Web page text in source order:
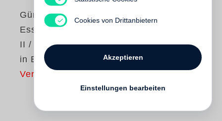
Günter Grass
Essays und Reden
II / Studienausgabe
in Einzelbänden
Vergriffen
Cookies von Drittanbietern
Akzeptieren
Einstellungen bearbeiten